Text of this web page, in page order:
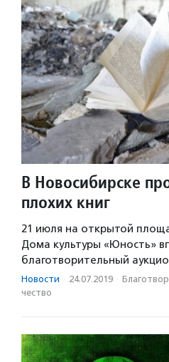
В Новосибирске
плохих книг
21 июля на открытой
Дома культуры «Юность»
благотворительный
Новости · 24.07.2019 ·
чест­во